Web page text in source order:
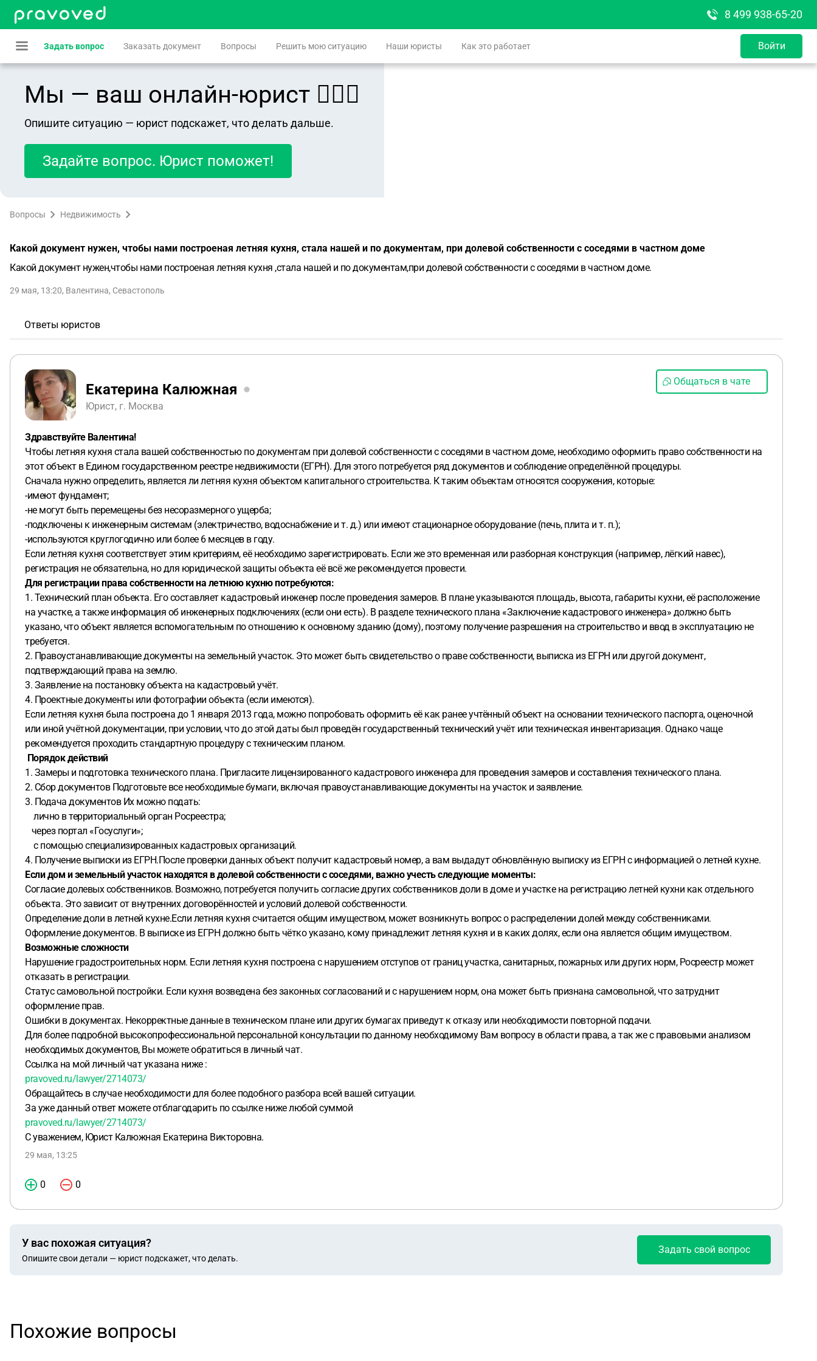
8 499 938-65-20
Задать вопрос Заказать документ Вопросы Решить мою ситуацию Наши юристы Как это работает Войти
Мы — ваш онлайн-юрист 👨🏻‍⚖️
Опишите ситуацию — юрист подскажет, что делать дальше.
Задайте вопрос. Юрист поможет!
Вопросы Недвижимость
Какой документ нужен, чтобы нами построеная летняя кухня, стала нашей и по документам, при долевой собственности с соседями в частном доме
Какой документ нужен,чтобы нами построеная летняя кухня ,стала нашей и по документам,при долевой собственности с соседями в частном доме.
29 мая, 13:20, Валентина, Севастополь
Ответы юристов
Екатерина Калюжная
Юрист, г. Москва
Общаться в чате
Здравствуйте Валентина!
Чтобы летняя кухня стала вашей собственностью по документам при долевой собственности с соседями в частном доме, необходимо оформить право собственности на
этот объект в Едином государственном реестре недвижимости (ЕГРН). Для этого потребуется ряд документов и соблюдение определённой процедуры.
Сначала нужно определить, является ли летняя кухня объектом капитального строительства. К таким объектам относятся сооружения, которые:
-имеют фундамент;
-не могут быть перемещены без несоразмерного ущерба;
-подключены к инженерным системам (электричество, водоснабжение и т. д.) или имеют стационарное оборудование (печь, плита и т. п.);
-используются круглогодично или более 6 месяцев в году.
Если летняя кухня соответствует этим критериям, её необходимо зарегистрировать. Если же это временная или разборная конструкция (например, лёгкий навес),
регистрация не обязательна, но для юридической защиты объекта её всё же рекомендуется провести.
Для регистрации права собственности на летнюю кухню потребуются:
1. Технический план объекта. Его составляет кадастровый инженер после проведения замеров. В плане указываются площадь, высота, габариты кухни, её расположение
на участке, а также информация об инженерных подключениях (если они есть). В разделе технического плана «Заключение кадастрового инженера» должно быть
указано, что объект является вспомогательным по отношению к основному зданию (дому), поэтому получение разрешения на строительство и ввод в эксплуатацию не
требуется.
2. Правоустанавливающие документы на земельный участок. Это может быть свидетельство о праве собственности, выписка из ЕГРН или другой документ,
подтверждающий права на землю.
3. Заявление на постановку объекта на кадастровый учёт.
4. Проектные документы или фотографии объекта (если имеются).
Если летняя кухня была построена до 1 января 2013 года, можно попробовать оформить её как ранее учтённый объект на основании технического паспорта, оценочной
или иной учётной документации, при условии, что до этой даты был проведён государственный технический учёт или техническая инвентаризация. Однако чаще
рекомендуется проходить стандартную процедуру с техническим планом.
Порядок действий
1. Замеры и подготовка технического плана. Пригласите лицензированного кадастрового инженера для проведения замеров и составления технического плана.
2. Сбор документов Подготовьте все необходимые бумаги, включая правоустанавливающие документы на участок и заявление.
3. Подача документов Их можно подать:
лично в территориальный орган Росреестра;
через портал «Госуслуги»;
с помощью специализированных кадастровых организаций.
4. Получение выписки из ЕГРН.После проверки данных объект получит кадастровый номер, а вам выдадут обновлённую выписку из ЕГРН с информацией о летней кухне.
Если дом и земельный участок находятся в долевой собственности с соседями, важно учесть следующие моменты:
Согласие долевых собственников. Возможно, потребуется получить согласие других собственников доли в доме и участке на регистрацию летней кухни как отдельного
объекта. Это зависит от внутренних договорённостей и условий долевой собственности.
Определение доли в летней кухне.Если летняя кухня считается общим имуществом, может возникнуть вопрос о распределении долей между собственниками.
Оформление документов. В выписке из ЕГРН должно быть чётко указано, кому принадлежит летняя кухня и в каких долях, если она является общим имуществом.
Возможные сложности
Нарушение градостроительных норм. Если летняя кухня построена с нарушением отступов от границ участка, санитарных, пожарных или других норм, Росреестр может
отказать в регистрации.
Статус самовольной постройки. Если кухня возведена без законных согласований и с нарушением норм, она может быть признана самовольной, что затруднит
оформление прав.
Ошибки в документах. Некорректные данные в техническом плане или других бумагах приведут к отказу или необходимости повторной подачи.
Для более подробной высокопрофессиональной персональной консультации по данному необходимому Вам вопросу в области права, а так же с правовыми анализом
необходимых документов, Вы можете обратиться в личный чат.
Ссылка на мой личный чат указана ниже :
pravoved.ru/lawyer/2714073/
Обращайтесь в случае необходимости для более подобного разбора всей вашей ситуации.
За уже данный ответ можете отблагодарить по ссылке ниже любой суммой
pravoved.ru/lawyer/2714073/
С уважением, Юрист Калюжная Екатерина Викторовна.
29 мая, 13:25
0 0
У вас похожая ситуация?
Опишите свои детали — юрист подскажет, что делать.
Задать свой вопрос
Похожие вопросы